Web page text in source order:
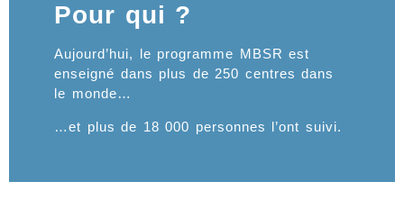
Pour qui ?
Aujourd’hui, le programme MBSR est
enseigné dans plus de 250 centres dans
le monde…
…et plus de 18 000 personnes l’ont suivi.